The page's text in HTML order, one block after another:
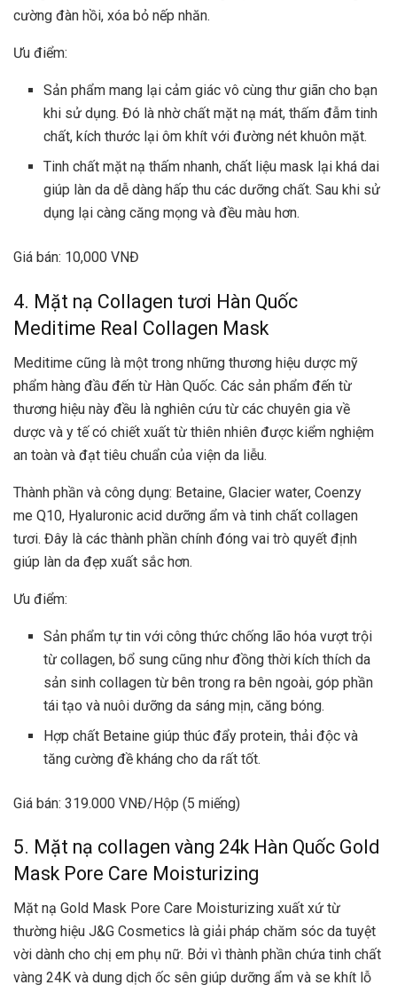
cường đàn hồi, xóa bỏ nếp nhăn.
Ưu điểm:
Sản phẩm mang lại cảm giác vô cùng thư giãn cho bạn
khi sử dụng. Đó là nhờ chất mặt nạ mát, thấm đẫm tinh
chất, kích thước lại ôm khít với đường nét khuôn mặt.
Tinh chất mặt nạ thấm nhanh, chất liệu mask lại khá dai
giúp làn da dễ dàng hấp thu các dưỡng chất. Sau khi sử
dụng lại càng căng mọng và đều màu hơn.
Giá bán: 10,000 VNĐ
4. Mặt nạ Collagen tươi Hàn Quốc
Meditime Real Collagen Mask
Meditime cũng là một trong những thương hiệu dược mỹ
phẩm hàng đầu đến từ Hàn Quốc. Các sản phẩm đến từ
thương hiệu này đều là nghiên cứu từ các chuyên gia về
dược và y tế có chiết xuất từ thiên nhiên được kiểm nghiệm
an toàn và đạt tiêu chuẩn của viện da liễu.
Thành phần và công dụng: Betaine, Glacier water, Coenzy
me Q10, Hyaluronic acid dưỡng ẩm và tinh chất collagen
tươi. Đây là các thành phần chính đóng vai trò quyết định
giúp làn da đẹp xuất sắc hơn.
Ưu điểm:
Sản phẩm tự tin với công thức chống lão hóa vượt trội
từ collagen, bổ sung cũng như đồng thời kích thích da
sản sinh collagen từ bên trong ra bên ngoài, góp phần
tái tạo và nuôi dưỡng da sáng mịn, căng bóng.
Hợp chất Betaine giúp thúc đẩy protein, thải độc và
tăng cường đề kháng cho da rất tốt.
Giá bán: 319.000 VNĐ/Hộp (5 miếng)
5. Mặt nạ collagen vàng 24k Hàn Quốc Gold
Mask Pore Care Moisturizing
Mặt nạ Gold Mask Pore Care Moisturizing xuất xứ từ
thường hiệu J&G Cosmetics là giải pháp chăm sóc da tuyệt
vời dành cho chị em phụ nữ. Bởi vì thành phần chứa tinh chất
vàng 24K và dung dịch ốc sên giúp dưỡng ẩm và se khít lỗ